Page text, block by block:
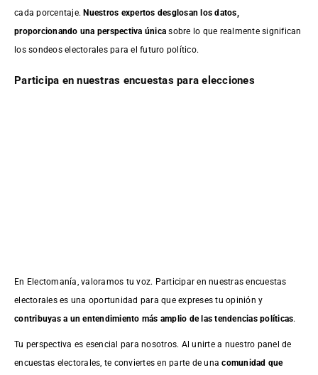
cada porcentaje.Nuestros expertos desglosan los datos,
proporcionando una perspectiva única sobre lo que realmente significan
los sondeos electorales para el futuro político.
Participa en nuestras encuestas para elecciones
En Electomanía, valoramos tu voz. Participar en nuestras encuestas
electorales es una oportunidad para que expreses tu opinión y
contribuyas a un entendimiento más amplio de las tendencias políticas.
Tu perspectiva es esencial para nosotros. Al unirte a nuestro panel de
encuestas electorales, te conviertes en parte de unacomunidad que